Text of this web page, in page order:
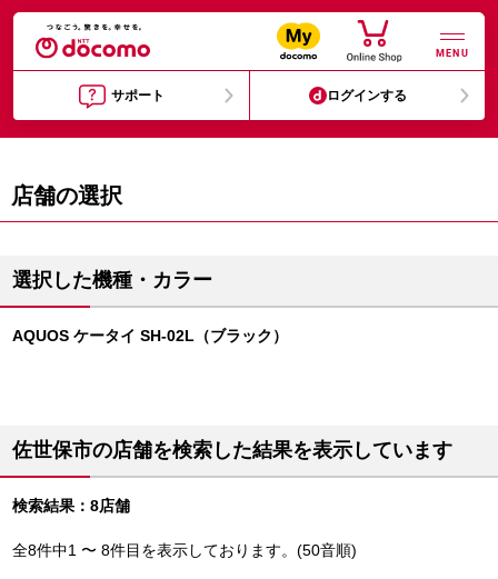
MENU
サポート ログインする
店舗の選択
選択した機種・カラー
AQUOS ケータイ SH-02L（ブラック）
佐世保市の店舗を検索した結果を表示しています
検索結果：8店舗
全8件中1 〜 8件目を表示しております。(50音順)